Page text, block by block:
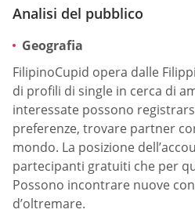
Analisi del pubblico
Geografia
FilipinoCupid opera dalle
di profili di single in cerca di
interessate possono
preferenze, trovare partner
mondo. La posizione
partecipanti gratuiti che per
Possono incontrare nuove
d’oltremare.